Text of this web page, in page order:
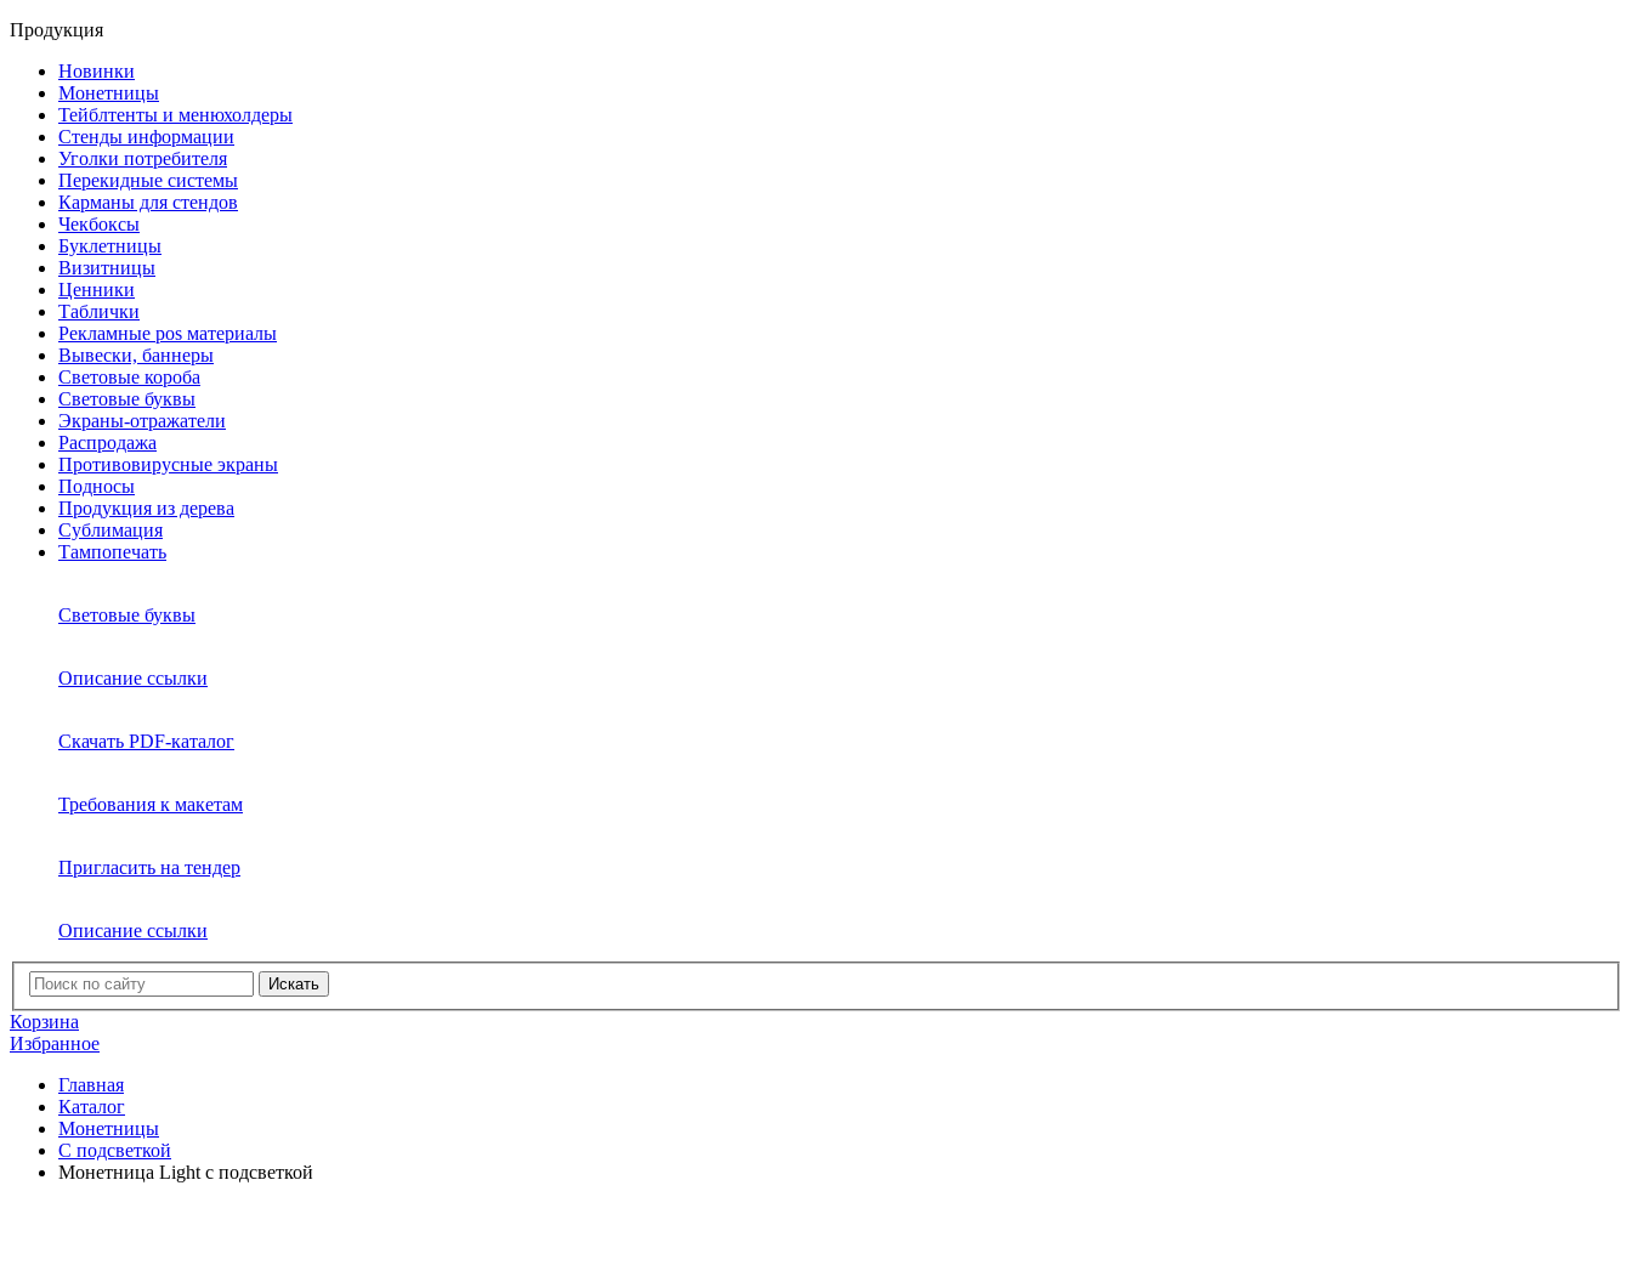
Продукция
Новинки
Монетницы
Тейблтенты и менюхолдеры
Стенды информации
Уголки потребителя
Перекидные системы
Карманы для стендов
Чекбоксы
Буклетницы
Визитницы
Ценники
Таблички
Рекламные pos материалы
Вывески, баннеры
Световые короба
Световые буквы
Экраны-отражатели
Распродажа
Противовирусные экраны
Подносы
Продукция из дерева
Сублимация
Тампопечать
Световые буквы
Описание ссылки
Скачать PDF-каталог
Требования к макетам
Пригласить на тендер
Описание ссылки
Искать
Корзина
Избранное
Главная
Каталог
Монетницы
С подсветкой
Монетница Light с подсветкой